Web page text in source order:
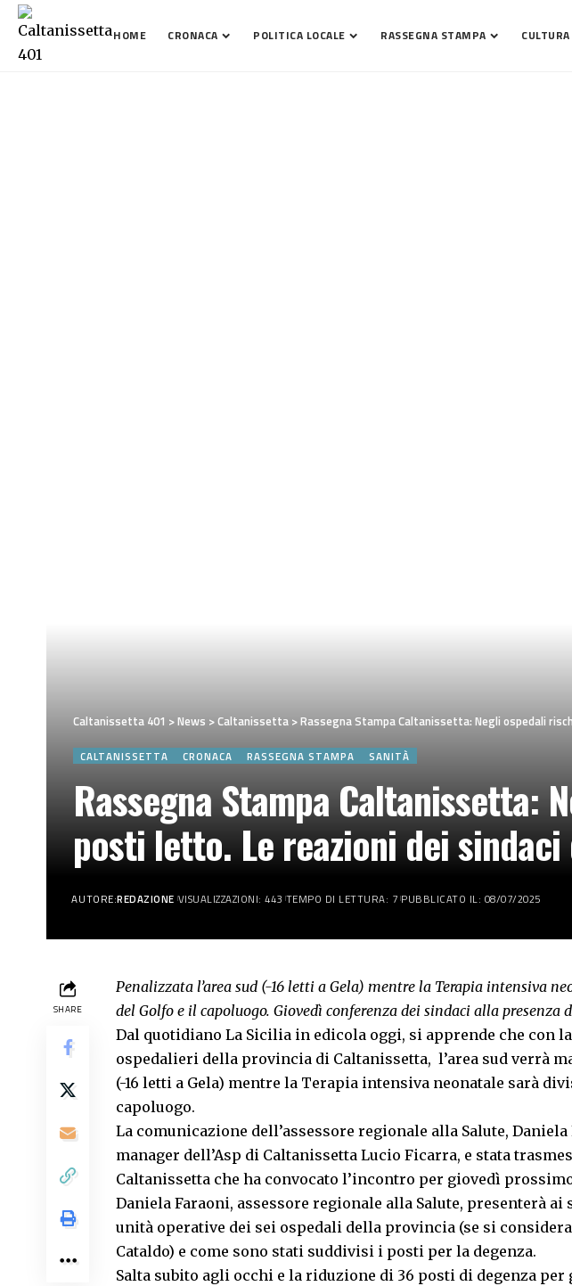
HOME CRONACA POLITICA LOCALE RASSEGNA STAMPA
Caltanissetta 401 >News >Caltanissetta >Rassegna Stampa Caltanissetta: Negli ospedali
CALTANISSETTA CRONACA RASSEGNA STAMPA SANITÀ
Rassegna Stampa Caltanissetta:
posti letto. Le reazioni dei sindaci
AUTORE:REDAZIONE VISUALIZZAZIONI: 443 TEMPO DI LETTURA: 7 PUBBLICATO IL: 08/07/2025
SHARE
Penalizzata l’area sud (-16 letti a Gela) mentre la Terapia intensiva
del Golfo e il capoluogo. Giovedì conferenza dei sindaci alla presenza
Dal quotidiano La Sicilia in edicola oggi, si apprende che con
ospedalieri della provincia di Caltanissetta, l’area sud verrà
(-16 letti a Gela) mentre la Terapia intensiva neonatale sarà
capoluogo.
La comunicazione dell’assessore regionale alla Salute,
manager dell’Asp di Caltanissetta Lucio Ficarra, e stata
Caltanissetta che ha convocato l’incontro per giovedì
Daniela Faraoni, assessore regionale alla Salute, presenterà
unità operative dei sei ospedali della provincia (se si
Cataldo) e come sono stati suddivisi i posti per la degenza.
Salta subito agli occhi e la riduzione di 36 posti di degenza per